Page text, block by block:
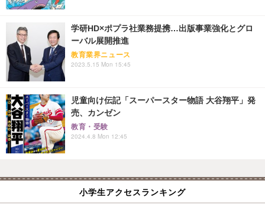
学研HD×ポプラ社業務提携…出版事業強化とグロ
ーバル展開推進
教育業界ニュース
2023.5.15 Mon 15:45
児童向け伝記「スーパースター物語 大谷翔平」発
売、カンゼン
教育・受験
2024.4.8 Mon 12:45
小学生アクセスランキング